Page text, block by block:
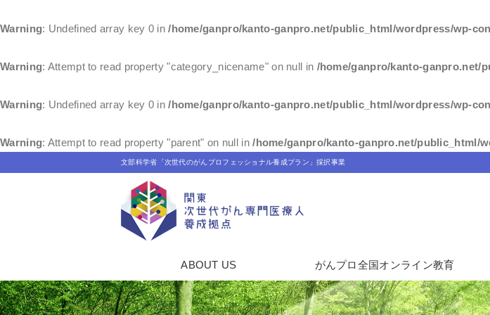
Warning: Undefined array key 0 in/home/ganpro/kanto-ganpro.net/public_html/wordpress/wp-
Warning: Attempt to read property "category_nicename" on null in /home/ganpro/kanto-ganpro.net/
Warning: Undefined array key 0 in/home/ganpro/kanto-ganpro.net/public_html/wordpress/wp-
Warning: Attempt to read property "parent" on null in/home/ganpro/kanto-ganpro.net/public_html/
文部科学省「次世代のがんプロフェッショナル養成プラン」採択事業
ABOUT US がんプロ全国オンライン教育